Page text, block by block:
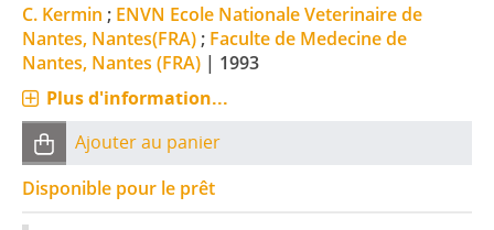
C. Kermin ; ENVN Ecole Nationale Veterinaire de
Nantes, Nantes(FRA) ; Faculte de Medecine de
Nantes, Nantes (FRA) | 1993
Plus d'information...
Ajouter au panier
Disponible pour le prêt